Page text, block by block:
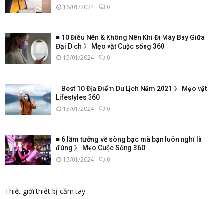
16/01/2024 0
≡ 10 Điều Nên & Không Nên Khi Đi Máy Bay Giữa
Đại Dịch 》 Mẹo vặt Cuộc sống 360
15/01/2024 0
≡ Best 10 Địa Điểm Du Lịch Năm 2021 》 Mẹo vặt
Lifestyles 360
15/01/2024 0
≡ 6 lầm tưởng về sòng bạc mà bạn luôn nghĩ là
đúng 》 Mẹo Cuộc Sống 360
15/01/2024 0
Thiết giới thiết bị cầm tay